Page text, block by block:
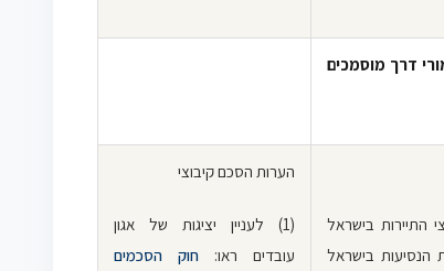
דרך מוסמכים
התיירות בישראל
הנסיעות בישראל
הערות הסכם קיבוצי
(1) לעניין יציגות של אגון
עובדים ראו: חוק הסכמים